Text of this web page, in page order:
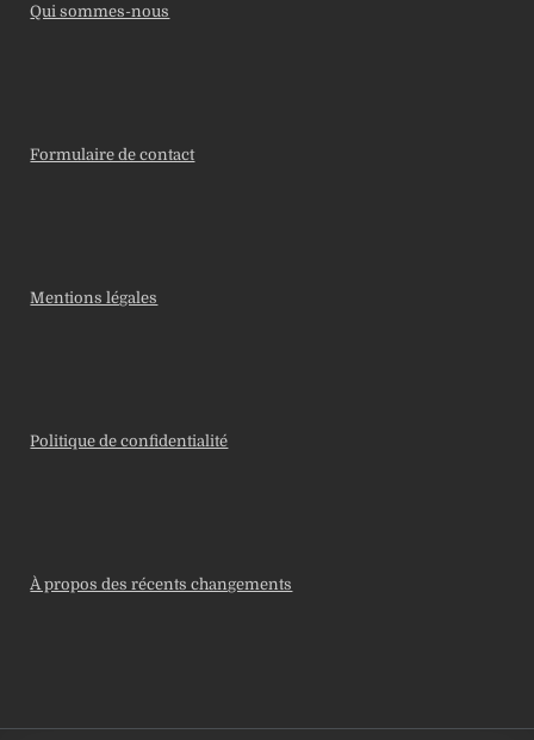
Qui sommes-nous
Formulaire de contact
Mentions légales
Politique de confidentialité
À propos des récents changements